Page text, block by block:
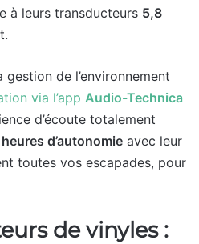
à leurs transducteurs 5,8
gestion de l’environnement
via l’app Audio-Technica
d’écoute totalement
d’autonomie avec leur
toutes vos escapades, pour
de vinyles :